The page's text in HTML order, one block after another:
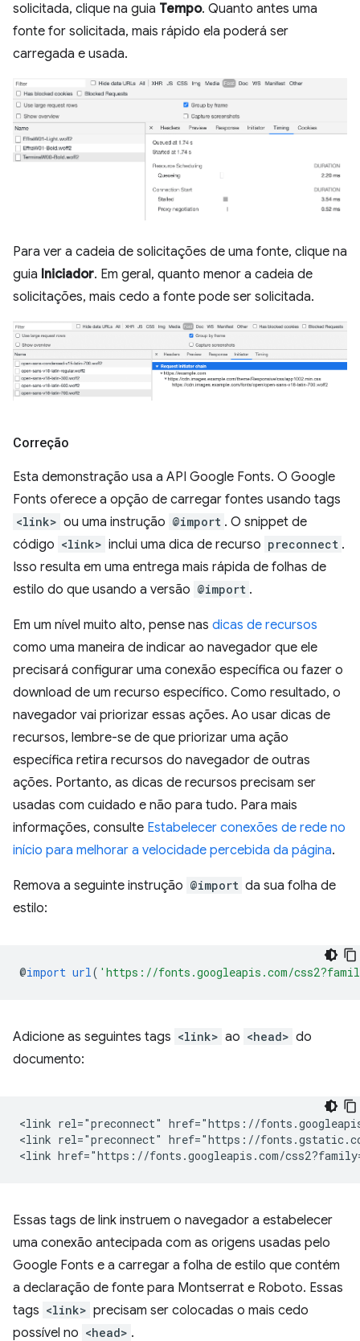
solicitada, clique na guia Tempo. Quanto antes uma
fonte for solicitada, mais rápido ela poderá ser
carregada e usada.
Para ver a cadeia de solicitações de uma fonte, clique na
guia Iniciador. Em geral, quanto menor a cadeia de
solicitações, mais cedo a fonte pode ser solicitada.
Correção
Esta demonstração usa a API Google Fonts. O Google
Fonts oferece a opção de carregar fontes usando tags
<link> ou uma instrução @import . O snippet de
código <link> inclui uma dica de recurso preconnect .
Isso resulta em uma entrega mais rápida de folhas de
estilo do que usando a versão @import .
Em um nível muito alto, pense nas dicas de recursos
como uma maneira de indicar ao navegador que ele
precisará configurar uma conexão específica ou fazer o
download de um recurso específico. Como resultado, o
navegador vai priorizar essas ações. Ao usar dicas de
recursos, lembre-se de que priorizar uma ação
específica retira recursos do navegador de outras
ações. Portanto, as dicas de recursos precisam ser
usadas com cuidado e não para tudo. Para mais
informações, consulte Estabelecer conexões de rede no
início para melhorar a velocidade percebida da página.
Remova a seguinte instrução @import da sua folha de
estilo:
@import url ( 'https://fonts.googleapis.com/
Adicione as seguintes tags <link> ao <head> do
documento:
<link rel="preconnect" href="https://
<link rel="preconnect" href="https://
Essas tags de link instruem o navegador a estabelecer
uma conexão antecipada com as origens usadas pelo
Google Fonts e a carregar a folha de estilo que contém
a declaração de fonte para Montserrat e Roboto. Essas
tags <link> precisam ser colocadas o mais cedo
possível no <head> .